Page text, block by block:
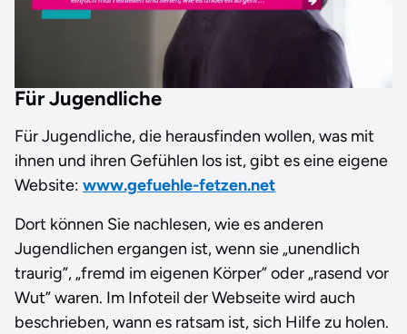
Für Jugendliche
Für Jugendliche, die herausfinden wollen, was mit
ihnen und ihren Gefühlen los ist, gibt es eine eigene
Website: www.gefuehle-fetzen.net
Dort können Sie nachlesen, wie es anderen
Jugendlichen ergangen ist, wenn sie „unendlich
traurig”, „fremd im eigenen Körper” oder „rasend vor
Wut” waren. Im Infoteil der Webseite wird auch
beschrieben, wann es ratsam ist, sich Hilfe zu holen.